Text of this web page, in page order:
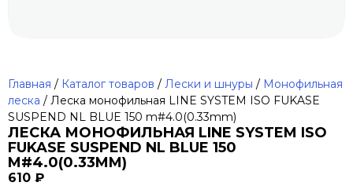
Главная / Каталог товаров / Лески и шнуры / Монофильная
леска / Леска монофильная LINE SYSTEM ISO FUKASE
SUSPEND NL BLUE 150 m#4.0(0.33mm)
ЛЕСКА МОНОФИЛЬНАЯ LINE SYSTEM ISO
FUKASE SUSPEND NL BLUE 150
M#4.0(0.33MM)
610 ₽